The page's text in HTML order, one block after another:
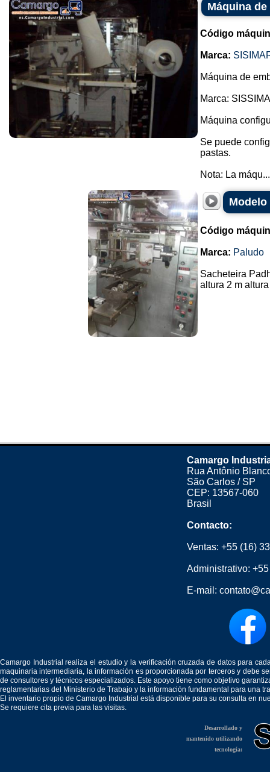
Máquina
Código
Marca:
Máquina de
Marca:
Máquina
Se puede
pastas.
Nota: La máqu...
Modelo
Código
Marca: Paludo
Sacheteira
altura 2 m
Camargo
Rua Antônio
São Carlos / SP
CEP: 13567-060
Brasil
Contacto:
Ventas: +55 (16)
Administrativo:
E-mail:
Camargo Industrial realiza el estudio y la verificación cruzada de datos para
maquinaria intermediaria, la información es proporcionada por terceros y debe
de consultores y técnicos especializados. Este apoyo tiene como objetivo
reglamentarias del Ministerio de Trabajo y la información fundamental para una
El inventario propio de Camargo Industrial está disponible para su consulta en
Se requiere cita previa para las visitas.
Desarrollado y
mantenido utilizando
tecnología: